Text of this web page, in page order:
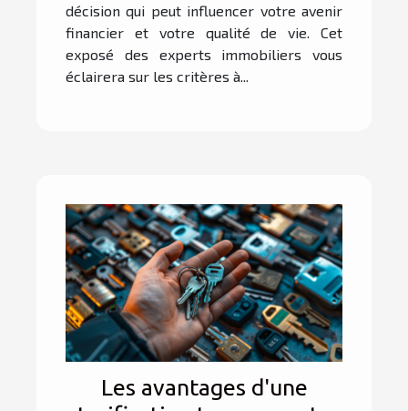
décision qui peut influencer votre avenir
financier et votre qualité de vie. Cet
exposé des experts immobiliers vous
éclairera sur les critères à...
Les avantages d'une